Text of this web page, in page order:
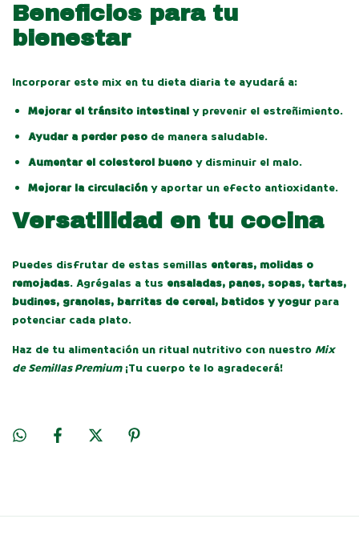
Beneficios para tu
bienestar
Incorporar este mix en tu dieta diaria te ayudará a:
Mejorar el tránsito intestinal y prevenir el estreñimiento.
Ayudar a perder peso de manera saludable.
Aumentar el colesterol bueno y disminuir el malo.
Mejorar la circulacióny aportar un efecto antioxidante.
Versatilidad en tu cocina
Puedes disfrutar de estas semillas enteras, molidas o
remojadas. Agrégalas a tus ensaladas, panes, sopas, tartas,
budines, granolas, barritas de cereal, batidos y yogurpara
potenciar cada plato.
Haz de tu alimentación un ritual nutritivo con nuestro Mix
de Semillas Premium¡Tu cuerpo te lo agradecerá!